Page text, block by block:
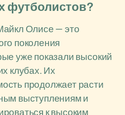
футболистов?
Олисе — это
поколения
уже показали высокий
клубах. Их
продолжает расти
выступлениям и
к высоким